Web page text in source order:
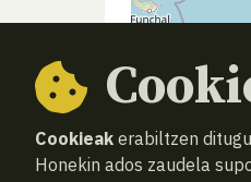
Cookieak erabiltzen
Honekin ados zaudela